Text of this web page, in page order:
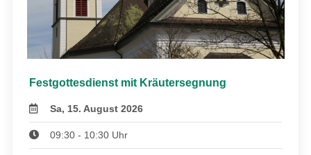
Festgottesdienst mit Kräutersegnung
Sa, 15. August 2026
09:30 - 10:30 Uhr